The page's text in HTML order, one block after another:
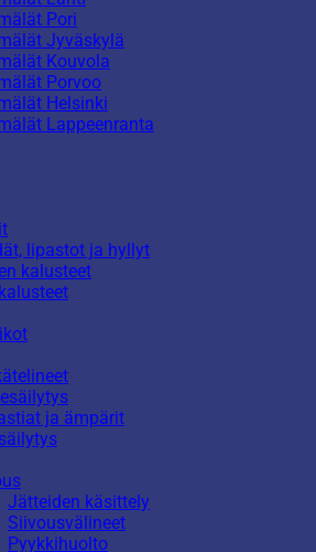
Pori
Jyväskylä
Kouvola
Porvoo
Helsinki
Lappeenranta
lipastot ja hyllyt
kalusteet
ja ämpärit
Jätteiden käsittely
Siivousvälineet
Pyykkihuolto